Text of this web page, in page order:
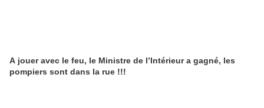
A jouer avec le feu, le Ministre de l’Intérieur a gagné, les
pompiers sont dans la rue !!!